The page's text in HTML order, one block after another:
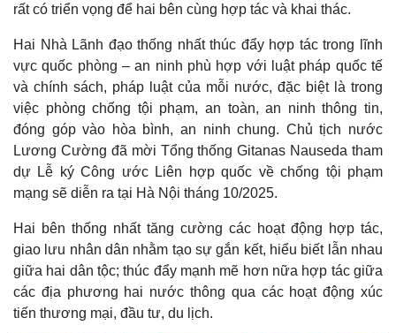
rất có triển vọng để hai bên cùng hợp tác và khai thác.
Hai Nhà Lãnh đạo thống nhất thúc đẩy hợp tác trong lĩnh
vực quốc phòng – an ninh phù hợp với luật pháp quốc tế
và chính sách, pháp luật của mỗi nước, đặc biệt là trong
việc phòng chống tội phạm, an toàn, an ninh thông tin,
đóng góp vào hòa bình, an ninh chung. Chủ tịch nước
Lương Cường đã mời Tổng thống Gitanas Nauseda tham
dự Lễ ký Công ước Liên hợp quốc về chống tội phạm
mạng sẽ diễn ra tại Hà Nội tháng 10/2025.
Hai bên thống nhất tăng cường các hoạt động hợp tác,
giao lưu nhân dân nhằm tạo sự gắn kết, hiểu biết lẫn nhau
giữa hai dân tộc; thúc đẩy mạnh mẽ hơn nữa hợp tác giữa
các địa phương hai nước thông qua các hoạt động xúc
tiến thương mại, đầu tư, du lịch.